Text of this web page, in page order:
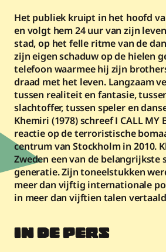
Het publiek kruipt in het hoofd
en volgt hem 24 uur van zijn
stad, op het felle ritme van de
zijn eigen schaduw op de hielen
telefoon waarmee hij zijn
draad met het leven. Langzaam
tussen realiteit en fantasie,
slachtoffer, tussen speler en
Khemiri (1978) schreef I CALL MY
reactie op de terroristische
centrum van Stockholm in 2010.
Zweden een van de belangrijkste
generatie. Zijn toneelstukken
meer dan vijftig internationale
in meer dan vijftien talen
IN DE PERS